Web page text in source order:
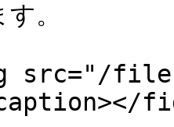
。
src="/